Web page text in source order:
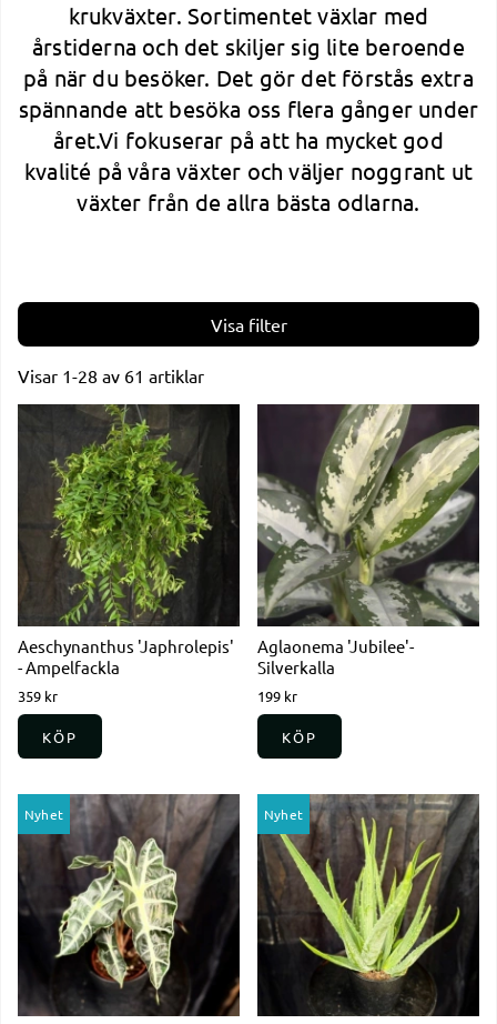
krukväxter. Sortimentet växlar med
årstiderna och det skiljer sig lite beroende
på när du besöker. Det gör det förstås extra
spännande att besöka oss flera gånger under
året.Vi fokuserar på att ha mycket god
kvalité på våra växter och väljer noggrant ut
växter från de allra bästa odlarna.
Filtrera
Visar 1-28 av 61 artiklar
Produkter
Aeschynanthus 'Japhrolepis'
- Ampelfackla
359 kr
KÖP
Aglaonema 'Jubilee'-
Silverkalla
199 kr
KÖP
Nyhet Nyhet